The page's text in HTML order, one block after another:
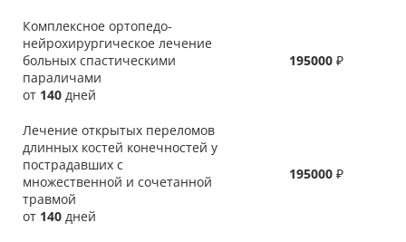
Комплексное ортопедо-
нейрохирургическое лечение
больных спастическими
параличами
от 140 дней
195000 ₽
Лечение открытых переломов
длинных костей конечностей у
пострадавших с
множественной и сочетанной
травмой
от 140 дней
195000 ₽